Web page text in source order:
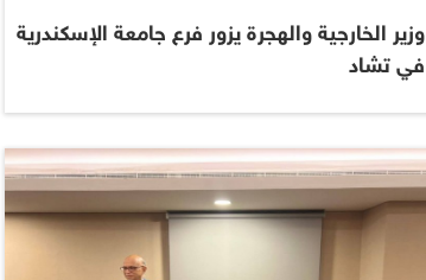
وزير الخارجية والهجرة يزور فرع جامعة الإسكندرية
في تشاد ‎